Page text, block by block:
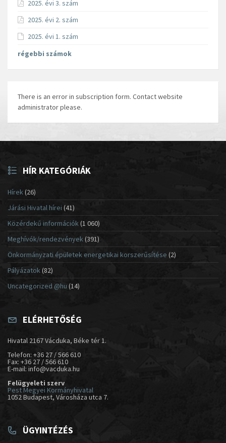
2025. évi 3. szám
2025. évi 2. szám
2025. évi 1. szám
régebbi számok
There is an error in subscription form. Contact website
administrator please.
HÍR KATEGÓRIÁK
Hírek(26)
Járási Hivatal hírei (41)
Közérdekű információk(1 060)
Meghívók/rendezvények (391)
Önkormányzati épületek energetikai korszerűsítése (2)
Pályázatok (82)
Uncategorized @hu (14)
ELÉRHETŐSÉG
Hivatal 2167 Vácduka, Béke tér 1.
Telefon: +36 27 / 566 610
Fax: +36 27 / 566 610
E-mail: info@vacduka.hu
Felügyeleti szerv
Pest Megyei Kormányhivatal
1052 Budapest, Városháza utca 7.
ÜGYINTÉZÉS